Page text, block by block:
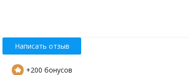
Написать отзыв
+200 бонусов